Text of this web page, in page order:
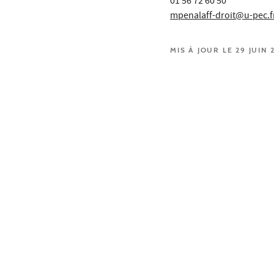
mpenalaff-droit@u-
MIS À JOUR LE 29 JUIN